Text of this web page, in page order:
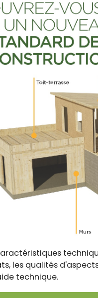
les qualités
technique.